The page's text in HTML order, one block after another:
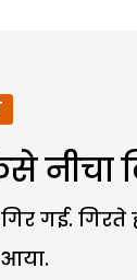
नीचा
गई.